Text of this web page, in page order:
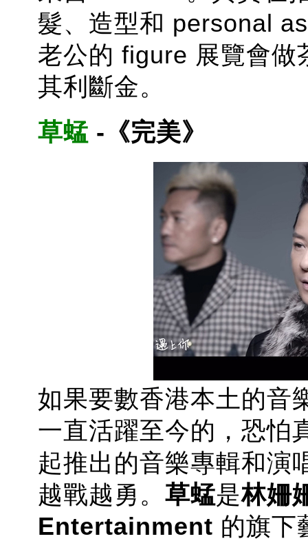
髮、造型和 personal
老公的 figure 展覽會做
其利斷金。
草蜢 - 《完美》
如果要數香港本土的音
一直活躍至今的，恐怕
起推出的音樂專輯和演
越戰越勇。 草蜢是林姍
Entertainment 的旗下